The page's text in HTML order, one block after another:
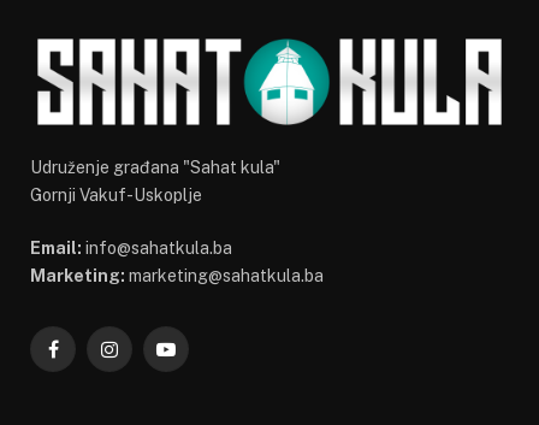
Udruženje građana "Sahat kula"
Gornji Vakuf-Uskoplje
Email: info@sahatkula.ba
Marketing: marketing@sahatkula.ba
FacebookInstagramYouTube